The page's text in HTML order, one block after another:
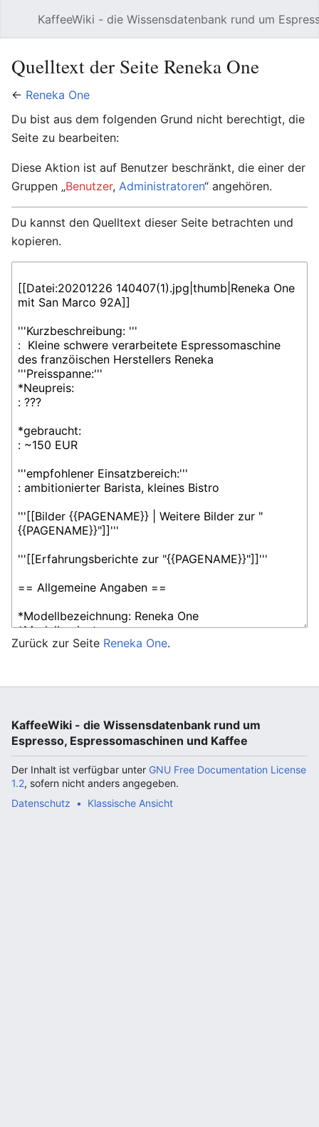
KaffeeWiki - die Wissensdatenbank rund um
Quelltext der Seite Reneka One
← Reneka One
Du bist aus dem folgenden Grund nicht berechtigt, die
Seite zu bearbeiten:
Diese Aktion ist auf Benutzer beschränkt, die einer der
Gruppen „Benutzer, Administratoren“ angehören.
Du kannst den Quelltext dieser Seite betrachten und
kopieren.
Zurück zur Seite Reneka One.
KaffeeWiki - die Wissensdatenbank rund um
Espresso, Espressomaschinen und Kaffee
Der Inhalt ist verfügbar unter GNU Free Documentation License
1.2, sofern nicht anders angegeben.
Datenschutz
Klassische Ansicht